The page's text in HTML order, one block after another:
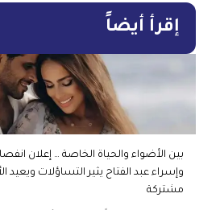
إقرأ أيضاً
بين الأضواء والحياة الخاصة … إعلان
وإسراء عبد الفتاح يثير التساؤلات ويعيد
مشتركة